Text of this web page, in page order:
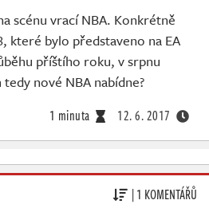
scénu vrací NBA. Konkrétně
které bylo představeno na EA
příštího roku, v srpnu
nové NBA nabídne?
1 minuta 12. 6. 2017
| 1 KOMENTÁŘŮ